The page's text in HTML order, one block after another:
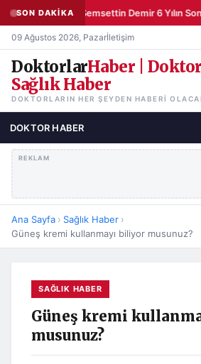
SON DAKİKA Şemsettin Demir 6 Yılın
09 Ağustos 2026, Pazarİletişim
DoktorlarHaber | Doktor
Sağlık Haber
DOKTORLARIN HER ŞEYDEN HABERI
DOKTOR HABER
REKLAM
Ana Sayfa › Sağlık Haber ›
Güneş kremi kullanmayı biliyor musunuz?
SAĞLIK HABER
Güneş kremi
musunuz?